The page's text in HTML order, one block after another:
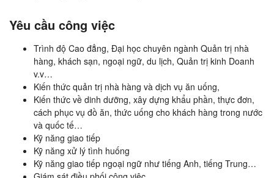
Yêu cầu công việc
Trình độ Cao đẳng, Đại học chuyên ngành Quản trị nhà
hàng, khách sạn, ngoại ngữ, du lịch, Quản trị kinh Doanh
v.v…
Kiến thức quản trị nhà hàng và dịch vụ ăn uống,
Kiến thức về dinh dưỡng, xây dựng khẩu phần, thực đơn,
cách phục vụ đồ ăn, thức uống cho khách hàng trong nước
và quốc tế…
Kỹ năng giao tiếp
Kỹ năng xử lý tình huống
Kỹ năng giao tiếp ngoại ngữ như tiếng Anh, tiếng Trung…